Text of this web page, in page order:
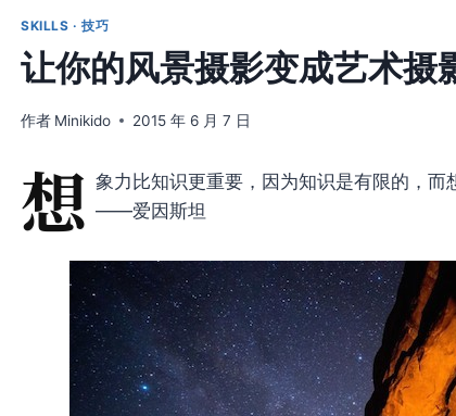
SKILLS · 技巧
让你的风景摄影变成艺术摄
作者 Minikido 2015 年 6 月 7 日
想 象力比知识更重要，因为知识是有限的，而
——爱因斯坦